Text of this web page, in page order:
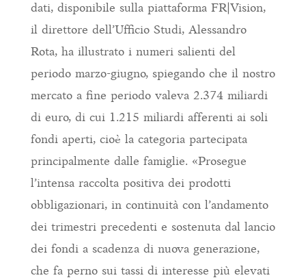
dati, disponibile sulla piattaforma FR|Vision,
il direttore dell’Ufficio Studi, Alessandro
Rota, ha illustrato i numeri salienti del
periodo marzo-giugno, spiegando che il nostro
mercato a fine periodo valeva 2.374 miliardi
di euro, di cui 1.215 miliardi afferenti ai soli
fondi aperti, cioè la categoria partecipata
principalmente dalle famiglie. «Prosegue
l’intensa raccolta positiva dei prodotti
obbligazionari, in continuità con l’andamento
dei trimestri precedenti e sostenuta dal lancio
dei fondi a scadenza di nuova generazione,
che fa perno sui tassi di interesse più elevati